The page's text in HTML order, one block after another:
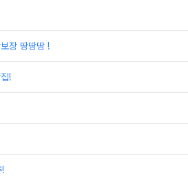
장 땅땅땅 !
!
!